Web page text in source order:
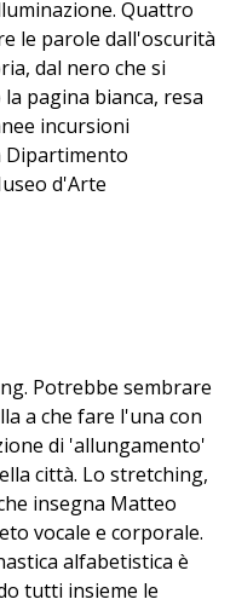
Quattro
le parole dall'oscurità
dal nero che si
pagina bianca, resa
incursioni
Dipartimento
d'Arte
Potrebbe sembrare
a che fare l'una con
di 'allungamento'
città. Lo stretching,
insegna Matteo
vocale e corporale.
alfabetistica è
tutti insieme le